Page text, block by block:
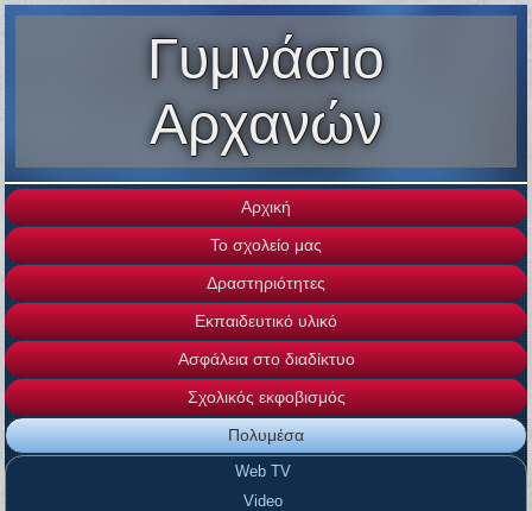
Γυμνάσιο
Αρχανών
Αρχική
Το σχολείο μας
Δραστηριότητες
Εκπαιδευτικό υλικό
Ασφάλεια στο διαδίκτυο
Σχολικός εκφοβισμός
Πολυμέσα
Web TV
Video